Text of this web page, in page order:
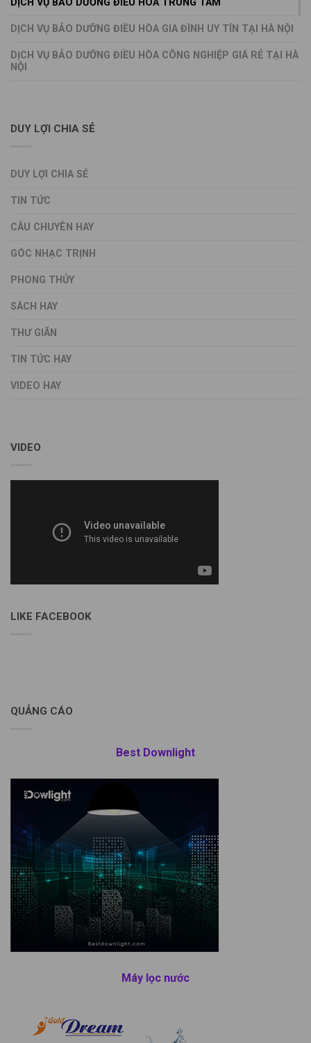
DỊCH VỤ BẢO DƯỠNG ĐIỀU HÒA TRUNG TÂM
DỊCH VỤ BẢO DƯỠNG ĐIỀU HÒA GIA ĐÌNH UY TÍN TẠI HÀ NỘI
DỊCH VỤ BẢO DƯỠNG ĐIỀU HÒA CÔNG NGHIỆP GIÁ RẺ TẠI HÀ
NỘI
DUY LỢI CHIA SẺ
DUY LỢI CHIA SẺ
TIN TỨC
CÂU CHUYÊN HAY
GÓC NHẠC TRỊNH
PHONG THỦY
SÁCH HAY
THƯ GIÃN
TIN TỨC HAY
VIDEO HAY
VIDEO
LIKE FACEBOOK
QUẢNG CÁO
Best Downlight
Máy lọc nước